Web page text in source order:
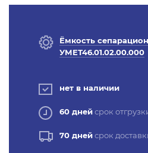
Ёмкость
УМЕТ46.01.02.00.000
нет в наличии
60 днейсрок
70 днейсрок